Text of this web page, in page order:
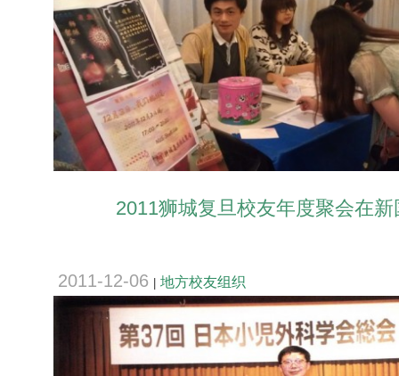
2011狮城复旦校友年度聚会在
2011-12-06 地方校友组织